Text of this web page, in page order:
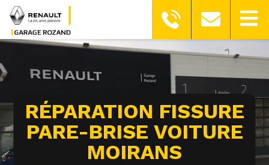
RÉPARATION FISSURE
PARE-BRISE VOITURE
MOIRANS